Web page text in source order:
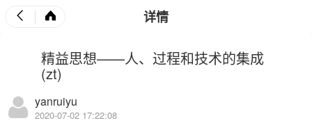
详情
精益思想——人、过程和技术的集成
(zt)
yanruiyu
2020-07-02 17:22:08